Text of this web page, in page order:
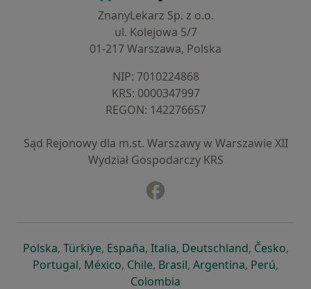
ZnanyLekarz Sp. z o.o.
ul. Kolejowa 5/7
01-217 Warszawa, Polska
NIP: ⁠7010224868
KRS: ⁠0000347997
REGON: ⁠142276657
Sąd Rejonowy dla m.st. Warszawy w Warszawie XII
Wydział Gospodarczy KRS
Polskaotwiera się w nowej karcie
, Türkiyeotwiera się w nowej karcie
, Españaotwiera się w nowej karcie
, Italiaotwiera się w nowej
, Deutschlandotwiera się
, Česko,
Portugalotwiera się w nowej karcie
, Méxicootwiera się w nowej karcie
, Chileotwiera się w nowej karcie
, Brasilotwiera się w nowej
, Argentinaotwiera się
, Perú,
Colombia